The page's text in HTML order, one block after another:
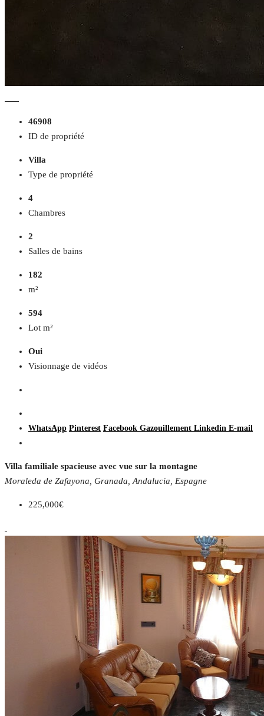
46908
ID de propriété
Villa
Type de propriété
4
Chambres
2
Salles de bains
182
m²
594
Lot m²
Oui
Visionnage de vidéos
WhatsApp Pinterest Facebook Gazouillement Linkedin E-mail
Villa familiale spacieuse avec vue sur la montagne
Moraleda de Zafayona, Granada, Andalucia, Espagne
225,000€